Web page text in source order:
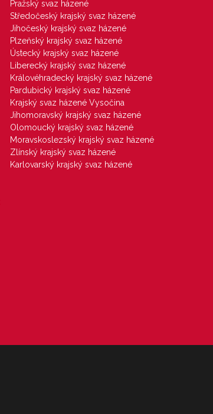
Pražský svaz házené
Středočeský krajský svaz házené
Jihočeský krajský svaz házené
Plzeňský krajský svaz házené
Ústecký krajský svaz házené
Liberecký krajský svaz házené
Královéhradecký krajský svaz házené
Pardubický krajský svaz házené
Krajský svaz házené Vysočina
Jihomoravský krajský svaz házené
Olomoucký krajský svaz házené
Moravskoslezský krajský svaz házené
Zlínský krajský svaz házené
Karlovarský krajský svaz házené